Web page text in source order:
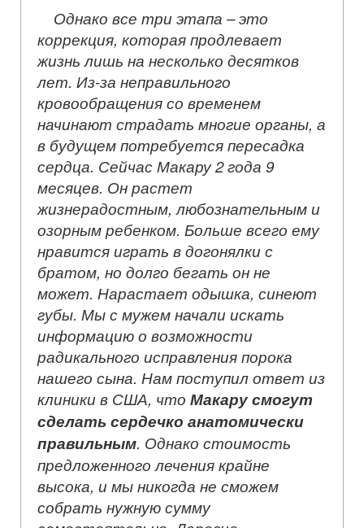
Однако все три этапа – это
коррекция, которая продлевает
жизнь лишь на несколько десятков
лет. Из-за неправильного
кровообращения со временем
начинают страдать многие органы, а
в будущем потребуется пересадка
сердца. Сейчас Макару 2 года 9
месяцев. Он растет
жизнерадостным, любознательным и
озорным ребенком. Больше всего ему
нравится играть в догонялки с
братом, но долго бегать он не
может. Нарастает одышка, синеют
губы. Мы с мужем начали искать
информацию о возможности
радикального исправления порока
нашего сына. Нам поступил ответ из
клиники в США, что Макару смогут
сделать сердечко анатомически
правильным. Однако стоимость
предложенного лечения крайне
высока, и мы никогда не сможем
собрать нужную сумму